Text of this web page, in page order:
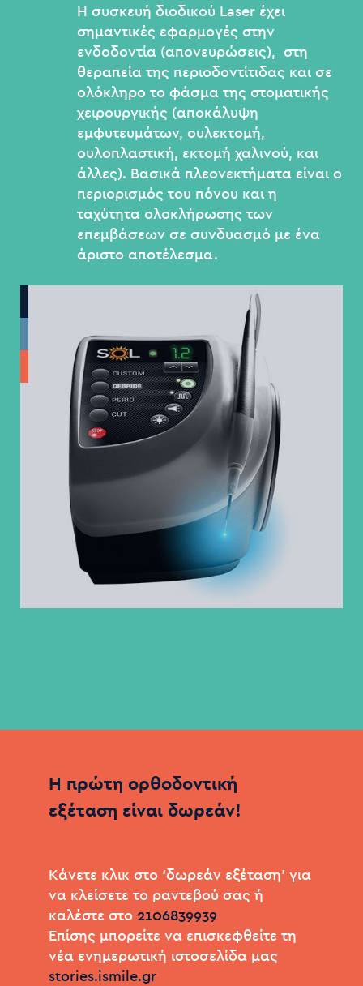
Η συσκευή διοδικού Laser έχει
σημαντικές εφαρμογές στην
ενδοδοντία (απονευρώσεις), στη
θεραπεία της περιοδοντίτιδας και σε
ολόκληρο το φάσμα της στοματικής
χειρουργικής (αποκάλυψη
εμφυτευμάτων, ουλεκτομή,
ουλοπλαστική, εκτομή χαλινού, και
άλλες). Βασικά πλεονεκτήματα είναι ο
περιορισμός του πόνου και η
ταχύτητα ολοκλήρωσης των
επεμβάσεων σε συνδυασμό με ένα
άριστο αποτέλεσμα.
Η πρώτη ορθοδοντική
εξέταση είναι δωρεάν!
Kάνετε κλικ στο ‘δωρεάν εξέταση’ για
να κλείσετε το ραντεβού σας ή
καλέστε στo
Επίσης μπορείτε να επισκεφθείτε τη
νέα ενημερωτική ιστοσελίδα μας
stories.ismile.gr